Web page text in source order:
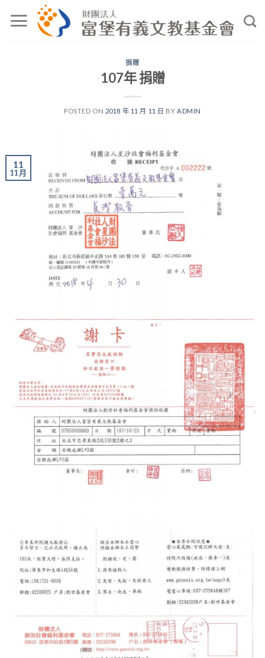
捐贈
107年 捐贈
POSTED ON 2018 年 11 月 11 日 BY ADMIN
11
11 月